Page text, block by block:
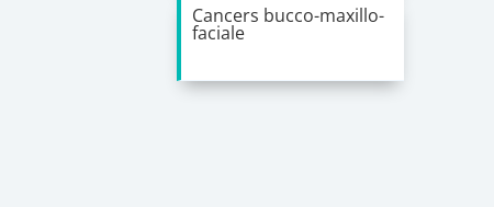
Cancers bucco-maxillo-
faciale